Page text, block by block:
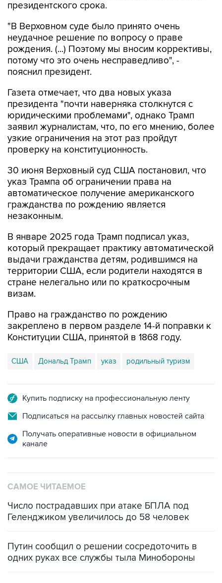
президентского срока.
"В Верховном суде было принято очень
неудачное решение по вопросу о праве
рождения. (...) Поэтому мы вносим коррективы,
потому что это очень несправедливо", -
пояснил президент.
Газета отмечает, что два новых указа
президента "почти наверняка столкнутся с
юридическими проблемами", однако Трамп
заявил журналистам, что, по его мнению, более
узкие ограничения на этот раз пройдут
проверку на конституционность.
30 июня Верховный суд США постановил, что
указ Трампа об ограничении права на
автоматическое получение американского
гражданства по рождению является
незаконным.
В январе 2025 года Трамп подписал указ,
который прекращает практику автоматической
выдачи гражданства детям, родившимся на
территории США, если родители находятся в
стране нелегально или по краткосрочным
визам.
Право на гражданство по рождению
закреплено в первом разделе 14-й поправки к
Конституции США, принятой в 1868 году.
США Дональд Трамп указ родильный туризм
Купить подписку на профессиональную ленту
Подписаться на рассылку главных новостей сайта
Получать оперативные новости в официальном
канале
САМОЕ ЧИТАЕМОЕ
Число пострадавших при атаке БПЛА под
Геленджиком увеличилось до 58 человек
Путин сообщил о решении сосредоточить в
одних руках все службы тыла Минобороны